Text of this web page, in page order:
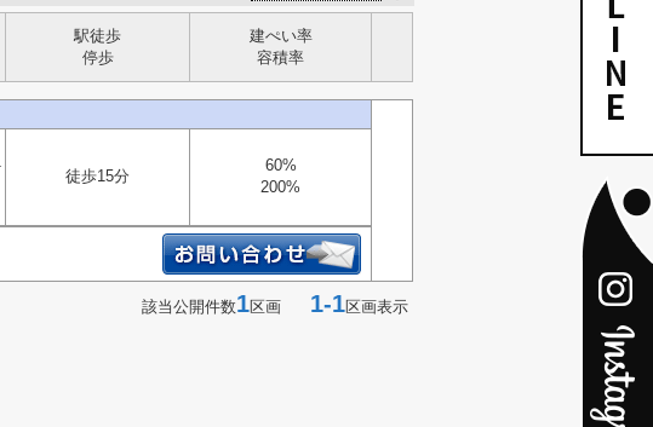
駅徒歩
停歩
建ぺい率
容積率
徒歩15分
60%
200%
該当公開件数1区画 1-1区画表示